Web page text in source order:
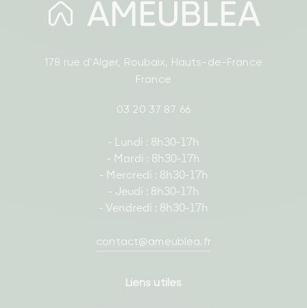
178 rue d'Alger, Roubaix, Hauts-de-France
France
03 20 37 87 66
- Lundi : 8h30-17h
- Mardi : 8h30-17h
- Mercredi : 8h30-17h
- Jeudi : 8h30-17h
- Vendredi : 8h30-17h
contact@ameublea.fr
Liens utiles